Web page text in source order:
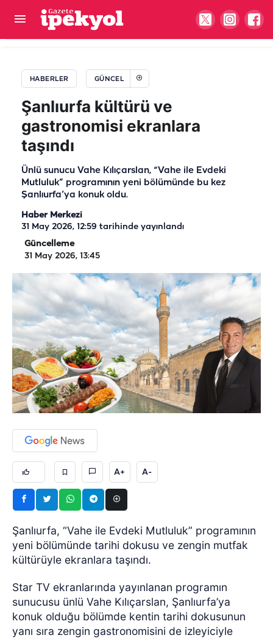
HABERLER GÜNCEL
Şanlıurfa kültürü ve
gastronomisi ekranlara
taşındı
Ünlü sunucu Vahe Kılıçarslan, “Vahe ile Evdeki
Mutluluk” programının yeni bölümünde bu kez
Şanlıurfa’ya konuk oldu.
Haber Merkezi
31 May 2026, 12:59 tarihinde yayınlandı
Güncelleme
31 May 2026, 13:45
A+ A-
Şanlıurfa, “Vahe ile Evdeki Mutluluk” programının
yeni bölümünde tarihi dokusu ve zengin mutfak
kültürüyle ekranlara taşındı.
Star TV ekranlarında yayınlanan programın
sunucusu ünlü Vahe Kılıçarslan, Şanlıurfa’ya
konuk olduğu bölümde kentin tarihi dokusunun
yanı sıra zengin gastronomisini de izleyiciyle
AK Parti İlçe Başkanı Elgün'ün acı günü...